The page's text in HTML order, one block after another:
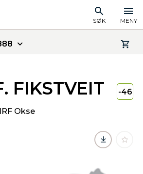
SØK MENY
FIKSTVEIT
Okse
-46